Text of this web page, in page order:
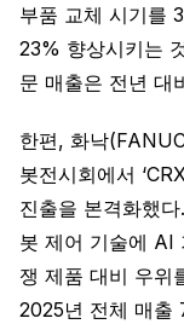
부품 교체 시기를
23% 향상시키는
문 매출은 전년 대
한편, 화낙
봇전시회에서
진출을 본격화했
봇 제어 기술에 AI
쟁 제품 대비 우위
2025년 전체 매출